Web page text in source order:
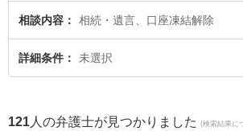
市で土日や夜間に発生した口座凍結解除のトラブルを
たい』『口座凍結解除のトラブル解決の実績豊富な
い』『初回相談無料で口座凍結解除を法律相談できる
相談内容 相続・遺言、口座凍結解除
詳細条件 未選択
121 人の弁護士が見つかりました (検索結果に